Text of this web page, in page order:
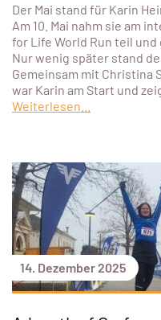
Der Mai stand für Karin
Am 10. Mai nahm sie am
for Life World Run teil
Nur wenig später stand
Gemeinsam mit Christina
war Karin am Start und
Weiterlesen...
14. Dezember 2025